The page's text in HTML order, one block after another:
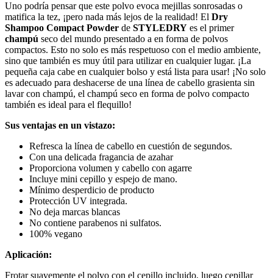
Uno podría pensar que este polvo evoca mejillas sonrosadas o
matifica la tez, ¡pero nada más lejos de la realidad! El Dry
Shampoo Compact Powder de STYLEDRY es el primer
champú seco del mundo presentado a en forma de polvos
compactos. Esto no solo es más respetuoso con el medio ambiente,
sino que también es muy útil para utilizar en cualquier lugar. ¡La
pequeña caja cabe en cualquier bolso y está lista para usar! ¡No solo
es adecuado para deshacerse de una línea de cabello grasienta sin
lavar con champú, el champú seco en forma de polvo compacto
también es ideal para el flequillo!
Sus ventajas en un vistazo:
Refresca la línea de cabello en cuestión de segundos.
Con una delicada fragancia de azahar
Proporciona volumen y cabello con agarre
Incluye mini cepillo y espejo de mano.
Mínimo desperdicio de producto
Protección UV integrada.
No deja marcas blancas
No contiene parabenos ni sulfatos.
100% vegano
Aplicación:
Frotar suavemente el polvo con el cepillo incluido, luego cepillar